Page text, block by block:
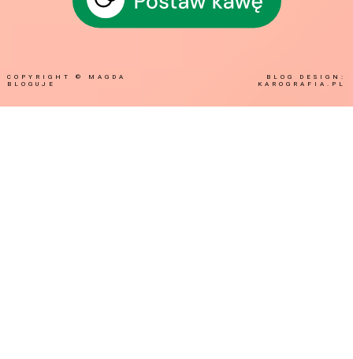
COPYRIGHT ©
MAGDA
BLOGUJE
BLOG DESIGN:
KAROGRAFIA.PL